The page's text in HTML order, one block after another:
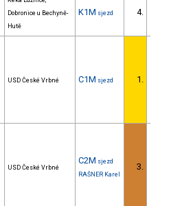
Dobronice u Bechyně-
Hutě
K1M sjezd 4.
USD České Vrbné C1M sjezd 1.
USD České Vrbné
C2M sjezd
RAŠNER Karel
3.